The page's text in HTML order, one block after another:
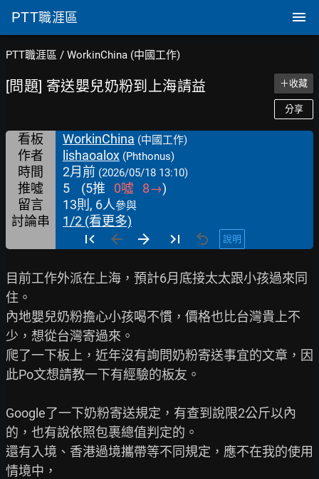
PTT職涯區
PTT職涯區 / WorkinChina (中國工作)
[問題] 寄送嬰兒奶粉到上海請益 ＋收藏
分享
看板 WorkinChina (中國工作)
作者 lishaoalox (Phthonus)
時間 2月前 (2026/05/18 13:10)
推噓 5 (5推 0噓 8→)
留言
13則, 6人參與
討論串 1/2 (看更多)
說明
目前工作外派在上海，預計6月底接太太跟小孩過來同
住。
內地嬰兒奶粉擔心小孩喝不慣，價格也比台灣貴上不
少，想從台灣寄過來。
爬了一下板上，近年沒有詢問奶粉寄送事宜的文章，因
此Po文想請教一下有經驗的板友。
Google了一下奶粉寄送規定，有查到說限2公斤以內
的，也有說依照包裹總值判定的。
還有入境、香港過境攜帶等不同規定，應不在我的使用
情境中，